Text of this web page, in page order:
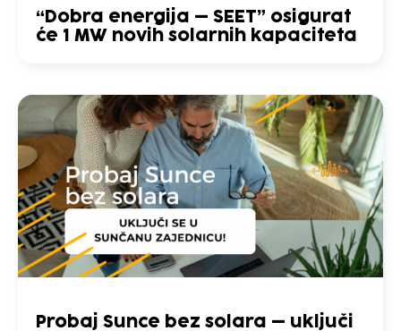
“Dobra energija – SEET” osigurat
će 1 MW novih solarnih kapaciteta
Probaj Sunce bez solara – uključi